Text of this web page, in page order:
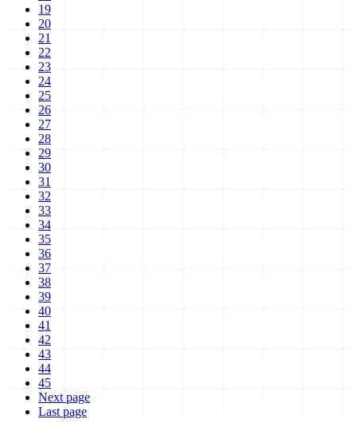
19
20
21
22
23
24
25
26
27
28
29
30
31
32
33
34
35
36
37
38
39
40
41
42
43
44
45
Next page
Last page